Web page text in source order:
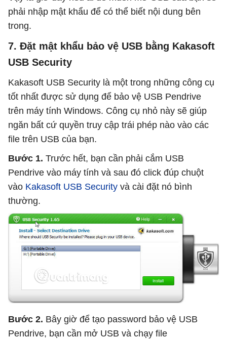
phải nhập mật khẩu để có thể biết nội dung bên
trong.
7. Đặt mật khẩu bảo vệ USB bằng Kakasoft
USB Security
Kakasoft USB Security là một trong những công cụ
tốt nhất được sử dụng để bảo vệ USB Pendrive
trên máy tính Windows. Công cụ nhỏ này sẽ giúp
ngăn bất cứ quyền truy cập trái phép nào vào các
file trên USB của bạn.
Bước 1. Trước hết, bạn cần phải cắm USB
Pendrive vào máy tính và sau đó click đúp chuột
vào Kakasoft USB Security và cài đặt nó bình
thường.
Bước 2. Bây giờ để tạo password bảo vệ USB
Pendrive, bạn cần mở USB và chạy file